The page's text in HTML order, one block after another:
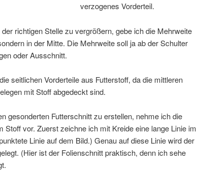
verzogenes Vorderteil.
richtigen Stelle zu vergrößern, gebe ich die Mehrweite
in der Mitte. Die Mehrweite soll ja ab der Schulter
oder Ausschnitt.
seitlichen Vorderteile aus Futterstoff, da die mittleren
mit Stoff abgedeckt sind.
gesonderten Futterschnitt zu erstellen, nehme ich die
Stoff vor. Zuerst zeichne ich mit Kreide eine lange Linie im
Linie auf dem Bild.) Genau auf diese Linie wird der
(Hier ist der Folienschnitt praktisch, denn ich sehe